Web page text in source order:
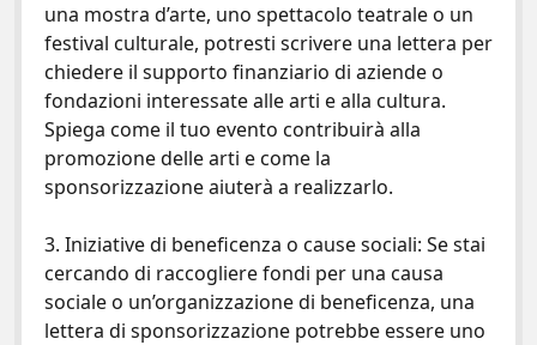
una mostra d’arte, uno spettacolo teatrale o un
festival culturale, potresti scrivere una lettera per
chiedere il supporto finanziario di aziende o
fondazioni interessate alle arti e alla cultura.
Spiega come il tuo evento contribuirà alla
promozione delle arti e come la
sponsorizzazione aiuterà a realizzarlo.
3. Iniziative di beneficenza o cause sociali: Se stai
cercando di raccogliere fondi per una causa
sociale o un’organizzazione di beneficenza, una
lettera di sponsorizzazione potrebbe essere uno